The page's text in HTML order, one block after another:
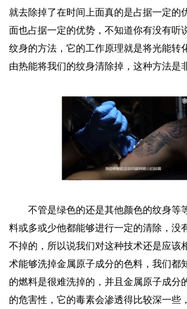
就去除掉了在时间上面真的是占据一定的
面也占据一定的优势，不知道你有没有听
纹身的方法，它的工作原理就是将光能转
由热能将我们的纹身清除掉，这种方法是
不管是绿色的还是其他颜色的纹身等
料或多或少他都能够进行一定的清除，没
不掉的，所以说我们对这种技术还是应该
术能够洗掉金属原子成分的色料，我们都
的燃料是很难洗掉的，并且金属原子成分
的危害性，它的毒素会渗透得比较深一些